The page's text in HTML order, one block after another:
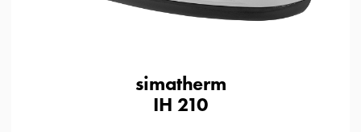
simatherm
IH 210